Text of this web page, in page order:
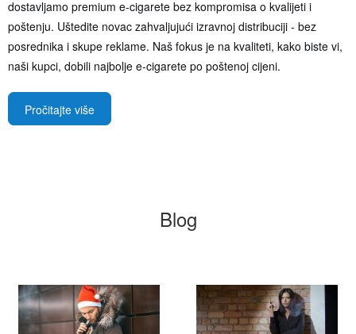
dostavljamo premium e-cigarete bez kompromisa o kvalijeti i
poštenju. Uštedite novac zahvaljujući izravnoj distribuciji - bez
posrednika i skupe reklame. Naš fokus je na kvaliteti, kako biste vi,
naši kupci, dobili najbolje e-cigarete po poštenoj cijeni.
Pročitajte više
Blog